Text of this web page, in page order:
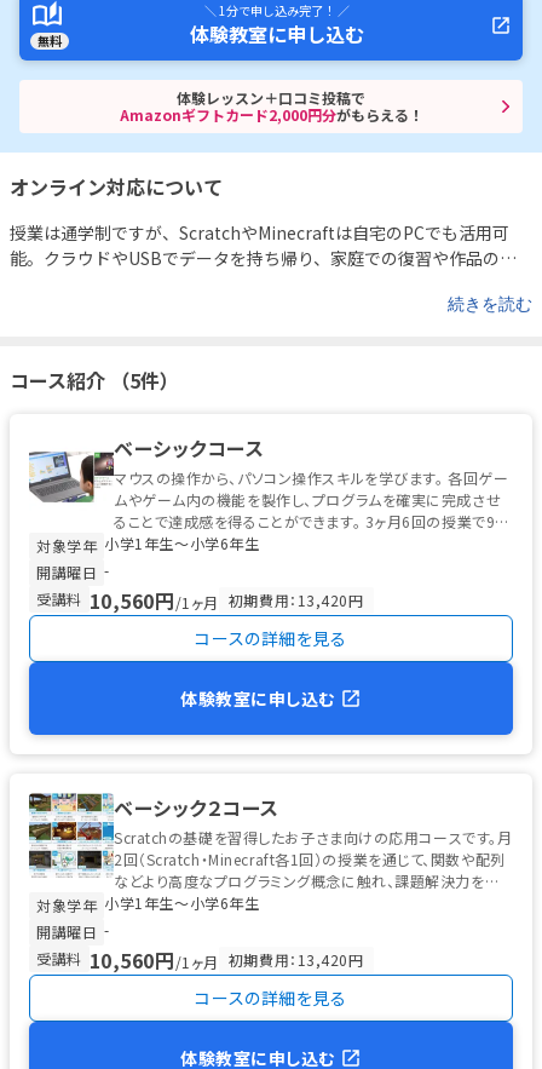
無料
＼ 1分で申し込み完了！ ／
体験教室に申し込む
体験レッスン＋口コミ投稿で
Amazonギフトカード2,000円分がもらえる！
オンライン対応について
授業は通学制ですが、ScratchやMinecraftは自宅のPCでも活用可
能。クラウドやUSBでデータを持ち帰り、家庭での復習や作品の発
続きを読む
コース紹介 （5件）
ベーシックコース
マウスの操作から、パソコン操作スキルを学びます。 各回ゲー
ムやゲーム内の機能を製作し、プログラムを確実に完成させ
ることで達成感を得ることができます。 3ヶ月6回の授業で9つ
の基本要素を通して...
対象学年 小学1年生〜小学6年生
開講曜日 -
受講料 10,560円/1ヶ月 初期費用：13,420円
コースの詳細を見る
体験教室に申し込む
ベーシック２コース
Scratchの基礎を習得したお子さま向けの応用コースです。月
2回（Scratch・Minecraft各1回）の授業を通じて、関数や配列
などより高度なプログラミング概念に触れ、課題解決力を育
てま...
対象学年 小学1年生〜小学6年生
開講曜日 -
受講料 10,560円/1ヶ月 初期費用：13,420円
コースの詳細を見る
体験教室に申し込む